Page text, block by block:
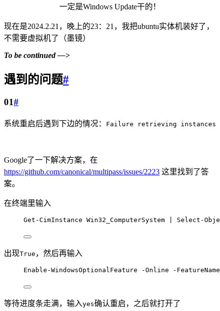
一定是Windows Update干的！
现在是2024.2.21，晚上的23：21，我把ubuntu实体机装好了，
不需要虚拟机了（墨镜）
To be continued —>
遇到的问题#
01#
系统重启后遇到下边的情况： Failure retrieving instances
Google了一下解决方案，在
https://github.com/canonical/multipass/issues/2223 这里找到了答
案。
在终端里输入
Get-CimInstance Win32_ComputerSystem | Select-
出现True ，然后再输入
Enable-WindowsOptionalFeature -Online -
等待进度条走满，输入yes确认重启，之后就打开了